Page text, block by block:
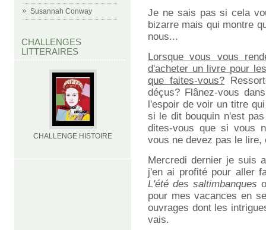
Susannah Conway
CHALLENGES
LITTERAIRES
CHALLENGE HISTOIRE
Je ne sais pas si cela
bizarre mais qui montre
nous...
Lorsque vous vous
d'acheter un livre pour
que faites-vous?
déçus? Flânez-vous
l'espoir de voir un titre
si le dit bouquin n'est
dites-vous que si vous
vous ne devez pas le lire,
Mercredi dernier je suis
j'en ai profité pour aller
L'été des saltimbanques
pour mes vacances en
ouvrages dont les
vais.